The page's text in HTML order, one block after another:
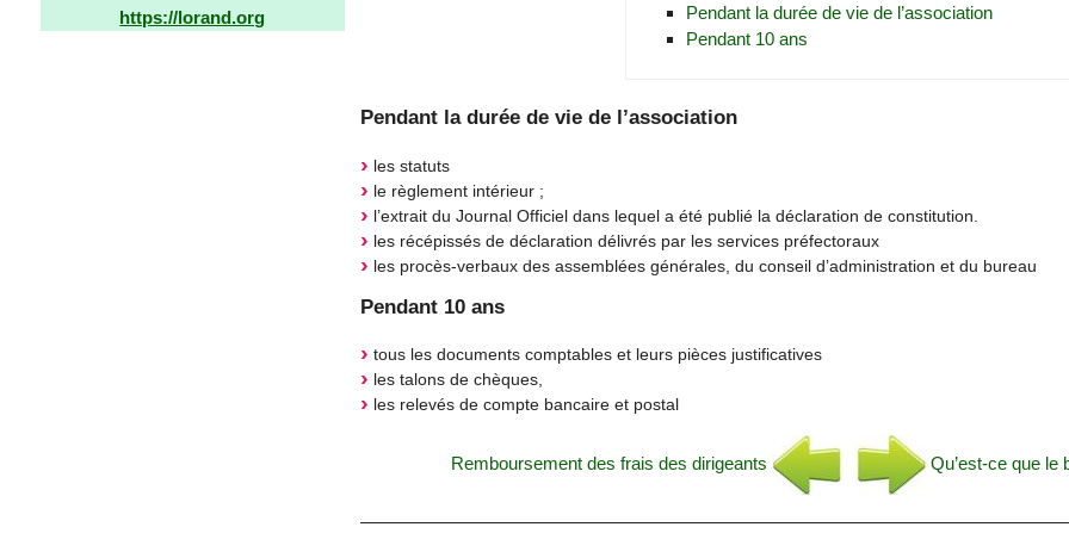
https://lorand.org
Pendant la durée de vie de l’association
Pendant 10 ans
Pendant la durée de vie de l’association
les statuts
le règlement intérieur ;
l’extrait du Journal Officiel dans lequel a été publié la déclaration de constitution.
les récépissés de déclaration délivrés par les services préfectoraux
les procès-verbaux des assemblées générales, du conseil d’administration et du bureau
Pendant 10 ans
tous les documents comptables et leurs pièces justificatives
les talons de chèques,
les relevés de compte bancaire et postal
Remboursement des frais des dirigeants Qu’est-ce que le